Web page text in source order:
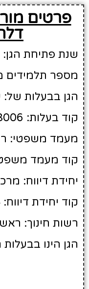
פרטים
שנת פתיחת הגן: 1996
מספר תלמידים משוער:
הגן בבעלות של:
קוד בעלות: 10483006
מעמד משפטי:
קוד מעמד
יחידת דיווח:
קוד יחידת דיווח: 4
רשות חינוך:
הגן הינו בבעלות